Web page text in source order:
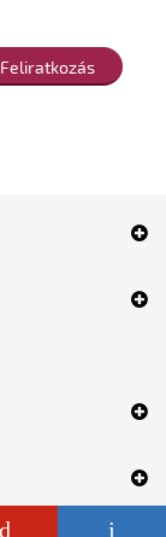
Feliratkozás